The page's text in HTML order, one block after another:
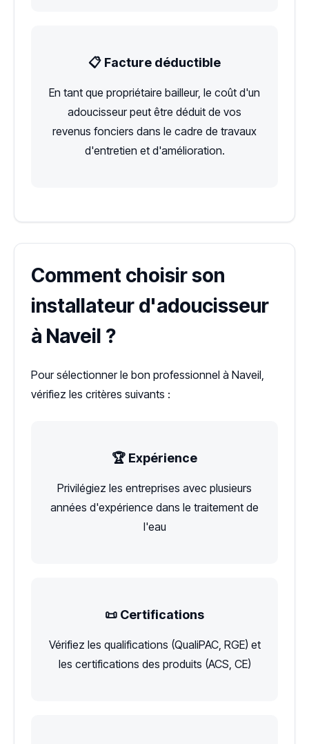
📋 Facture déductible
En tant que propriétaire bailleur, le coût d'un
adoucisseur peut être déduit de vos
revenus fonciers dans le cadre de travaux
d'entretien et d'amélioration.
Comment choisir son
installateur d'adoucisseur
à Naveil ?
Pour sélectionner le bon professionnel à Naveil,
vérifiez les critères suivants :
🏆 Expérience
Privilégiez les entreprises avec plusieurs
années d'expérience dans le traitement de
l'eau
📜 Certifications
Vérifiez les qualifications (QualiPAC, RGE) et
les certifications des produits (ACS, CE)